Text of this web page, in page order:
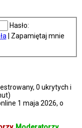
Hasło:
Zapamiętaj mnie
0 ukrytych i
1 maja 2026, o